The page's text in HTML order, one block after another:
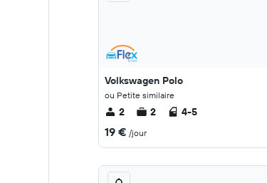
Volkswagen Polo
ou Petite similaire
2 2 4-5
19 € /jour